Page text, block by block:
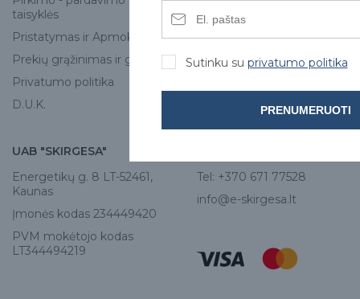
taisyklės
Pristatymas ir Apmokėjimas
Prekių grąžinimas ir garantija
Privatumo politika
D.U.K.
Skirgesa parduotuvės
UAB "SKIRGESA"
Energetikų g. 8 LT-52461,
Kaunas
Įmonės kodas 234449420
PVM mokėtojo kodas
LT344494219
Tel: +370 671 77528
info@e-skirgesa.lt
Sutinku su privatumo politika
PRENUMERUOTI